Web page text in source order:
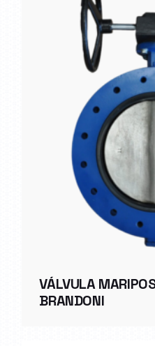
VÁLVULA
BRANDONI